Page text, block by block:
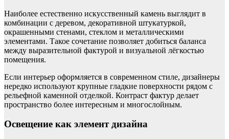
Наиболее естественно искусственный камень выглядит в
комбинации с деревом, декоративной штукатуркой,
окрашенными стенами, стеклом и металлическими
элементами. Такое сочетание позволяет добиться баланса
между выразительной фактурой и визуальной лёгкостью
помещения.
Если интерьер оформляется в современном стиле, дизайнеры
нередко используют крупные гладкие поверхности рядом с
рельефной каменной отделкой. Контраст фактур делает
пространство более интересным и многослойным.
Освещение как элемент дизайна